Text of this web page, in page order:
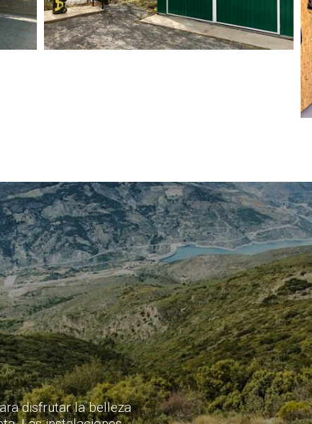
disfrutar la belleza